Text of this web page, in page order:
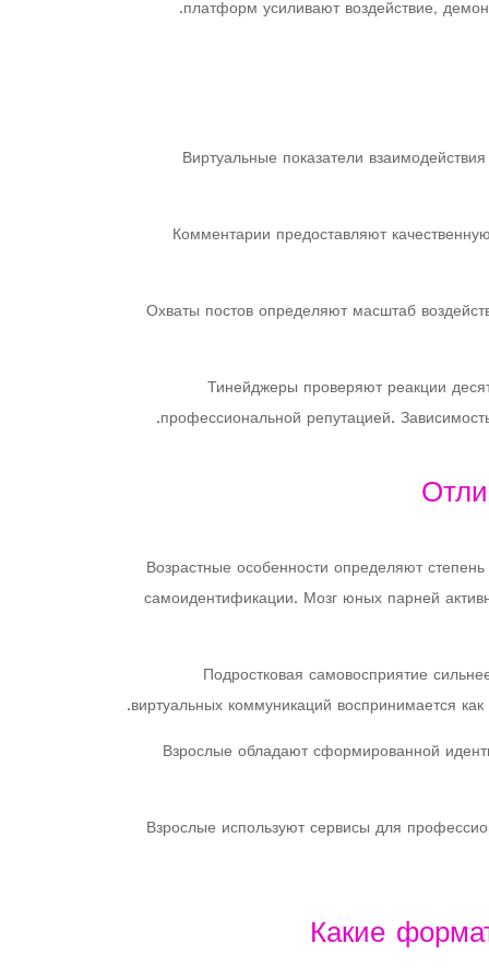
платформ усиливают воздействие,
Виртуальные показатели
Комментарии предоставляют
Охваты постов определяют масштаб
Тинейджеры проверяют реакции
профессиональной репутацией.
Возрастные особенности определяют
самоидентификации. Мозг юных парней
Подростковая самовосприятие
виртуальных коммуникаций воспринимается
Взрослые обладают сформированной
Взрослые используют сервисы для
Какие